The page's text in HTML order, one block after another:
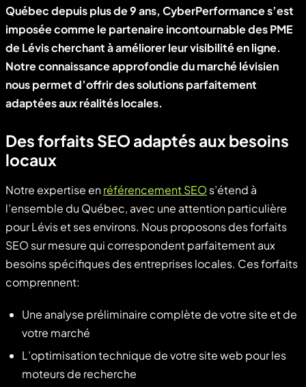
Québec depuis plus de 9 ans, CyberPerformance s’est
imposée comme le partenaire incontournable des PME
de Lévis cherchant à améliorer leur visibilité en ligne.
Notre connaissance approfondie du marché lévisien
nous permet d’offrir des solutions parfaitement
adaptées aux réalités locales.
Des forfaits SEO adaptés aux besoins
locaux
Notre expertise enréférencement SEO s’étend à
l’ensemble du Québec, avec une attention particulière
pour Lévis et ses environs. Nous proposons des forfaits
SEO sur mesure qui correspondent parfaitement aux
besoins spécifiques des entreprises locales. Ces forfaits
comprennent:
Une analyse préliminaire complète de votre site et de
votre marché
L’optimisation technique de votre site web pour les
moteurs de recherche